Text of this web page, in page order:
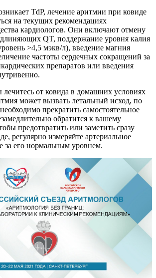
TdP, лечение аритмии при ковиде
на текущих рекомендациях
кардиологов. Они включают отмену
QT, поддержание уровня калия
>4,5 мэкв/л), введение магния
частоты сердечных сокращений за
препаратов или введения
лечитесь от ковида в домашних условиях
может вызвать летальный исход, по
прекратить самостоятельное
обратится к вашему
предотвратить или заметить сразу
регулярно измеряйте артериальное
за его нормальным уровнем.